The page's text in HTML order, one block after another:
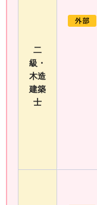
二
級・
木造
建築
士